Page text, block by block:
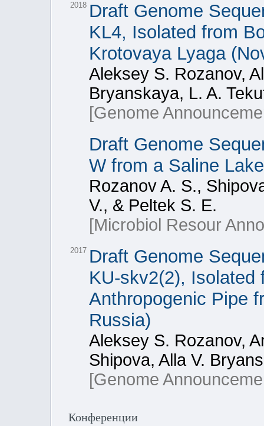
2018 Draft Genome
KL4, Isolated from
Krotovaya Lyaga
Aleksey S. Rozanov,
Bryanskaya, L. A.
[Genome
Draft Genome
W from a Saline
Rozanov A. S.,
V., & Peltek S. E.
[Microbiol Resour
2017 Draft Genome
KU-skv2(2), Isolated
Anthropogenic Pipe
Russia)
Aleksey S. Rozanov,
Shipova, Alla V.
[Genome
Конференции